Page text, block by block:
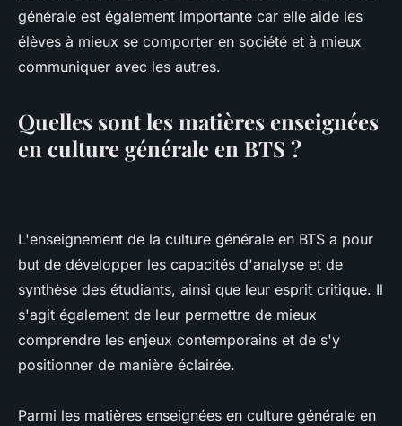
générale est également importante car elle aide les
élèves à mieux se comporter en société et à mieux
communiquer avec les autres.
Quelles sont les matières enseignées
en culture générale en BTS ?
L'enseignement de la culture générale en BTS a pour
but de développer les capacités d'analyse et de
synthèse des étudiants, ainsi que leur esprit critique. Il
s'agit également de leur permettre de mieux
comprendre les enjeux contemporains et de s'y
positionner de manière éclairée.
Parmi les matières enseignées en culture générale en